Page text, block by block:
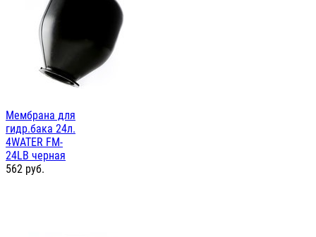
Мембрана для
гидр.бака 24л.
4WATER FM-
24LB черная
562 руб.